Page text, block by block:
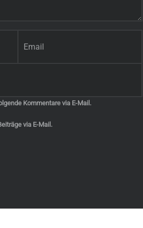
Kommentare via E-Mail.
via E-Mail.